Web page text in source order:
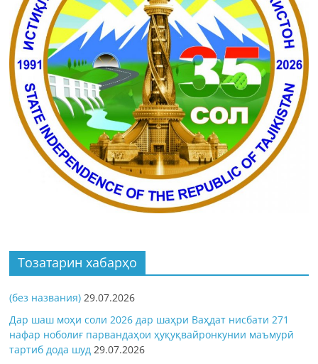
Тозатарин хабарҳо
(без названия) 29.07.2026
Дар шаш моҳи соли 2026 дар шаҳри Ваҳдат нисбати 271
нафар ноболиғ парвандаҳои ҳуқуқвайронкунии маъмурӣ
тартиб дода шуд 29.07.2026